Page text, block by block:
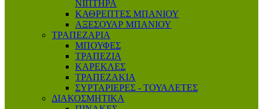
ΝΙΠΤΗΡΑ
ΚΑΘΡΕΠΤΕΣ ΜΠΑΝΙΟΥ
ΑΞΕΣΟΥΑΡ ΜΠΑΝΙΟΥ
ΤΡΑΠΕΖΑΡΙΑ
ΜΠΟΥΦΕΣ
ΤΡΑΠΕΖΙΑ
ΚΑΡΕΚΛΕΣ
ΤΡΑΠΕΖΑΚΙΑ
ΣΥΡΤΑΡΙΕΡΕΣ - ΤΟΥΑΛΕΤΕΣ
ΔΙΑΚΟΣΜΗΤΙΚΑ